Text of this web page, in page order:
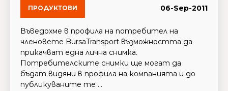
ПРОДУКТОВИ 06-Sep-2011
Въведохме в профила на потребител на
членовете BursaTransport възможността да
прикачват една лична снимка.
Потребителските снимки ще могат да
бъдат видяни в профила на компанията и до
публикуваните те ...